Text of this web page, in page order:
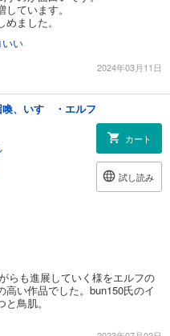
ています。
ました。
いい
2024年03月11日
、いすゞ・エルフ
カート
試し読み
らも進展していく様をエルフの
い作品でした。bun150氏のイ
鳥肌。